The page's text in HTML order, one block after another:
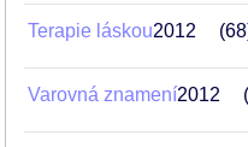
Terapie láskou2012 68
Varovná znamení2012